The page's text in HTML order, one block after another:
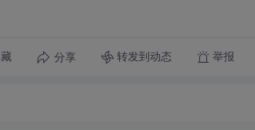
分享 转发到动态 举报